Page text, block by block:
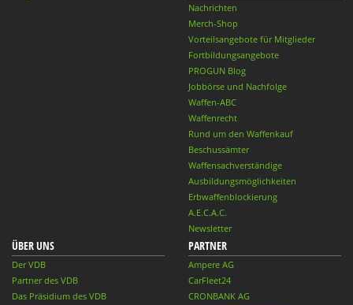
Nachrichten
Merch-Shop
Vorteilsangebote für Mitglieder
Fortbildungsangebote
PROGUN Blog
Jobbörse und Nachfolge
Waffen-ABC
Waffenrecht
Rund um den Waffenkauf
Beschussämter
Waffensachverständige
Ausbildungsmöglichkeiten
Erbwaffenblockierung
A.E.C.A.C.
Newsletter
ÜBER UNS
Der VDB
Partner des VDB
Das Präsidium des VDB
PARTNER
Ampere AG
CarFleet24
CRONBANK AG